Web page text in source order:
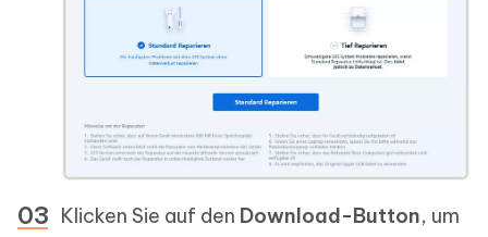
Klicken Sie auf den Download-Button, um